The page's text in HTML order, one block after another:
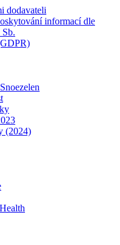
dodavateli
informací dle
Sb.
(2024)